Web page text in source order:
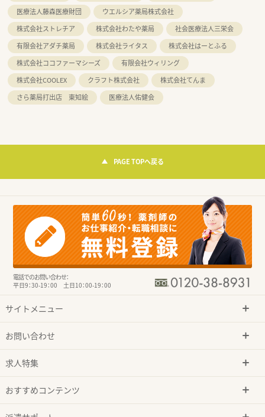
医療法人藤森医療財団
ウエルシア薬局株式会社
株式会社ストレチア
株式会社わたや薬局
社会医療法人三栄会
有限会社アダチ薬局
株式会社ライタス
株式会社はーとふる
株式会社ココファーマシーズ
有限会社ウィリング
株式会社COOLEX
クラフト株式会社
株式会社てんま
さら薬局打出店 東知絵
医療法人佑健会
PAGE TOPへ戻る
電話でのお問い合わせ：
平日9：30-19：00 土日10：00-19：00
サイトメニュー
お問い合わせ
求人特集
おすすめコンテンツ